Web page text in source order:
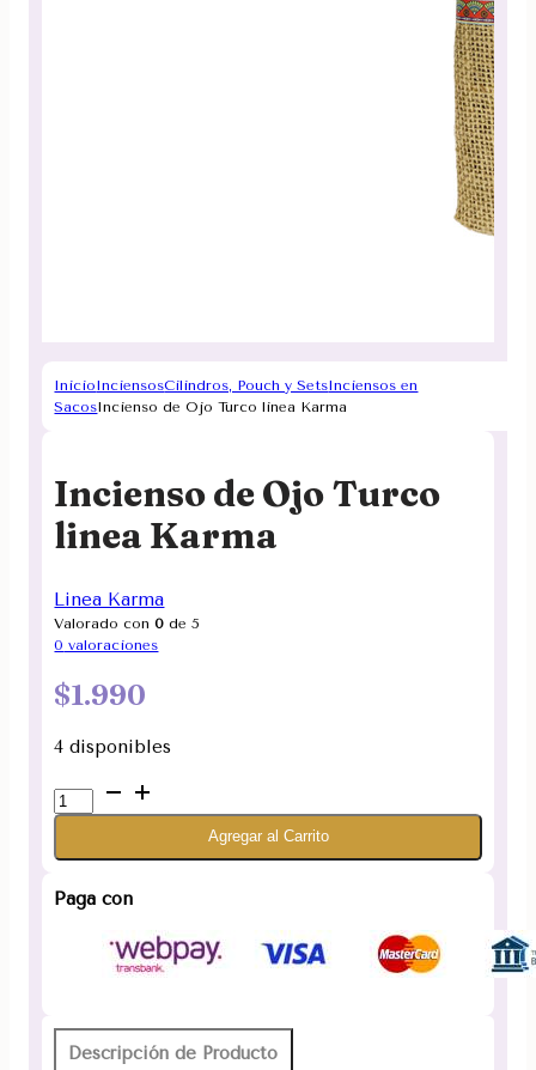
InicioInciensosCilindros, Pouch y SetsInciensos en
SacosIncienso de Ojo Turco linea Karma
Incienso de Ojo Turco
linea Karma
Linea Karma
Valorado con0 de 5
0 valoraciones
$1.990
4 disponibles
Incienso
de
linea
cantidad
Agregar al Carrito
Paga con
Descripción de Producto